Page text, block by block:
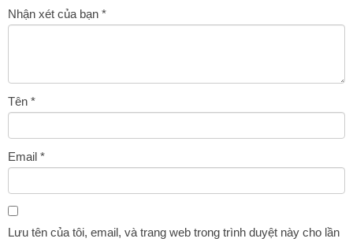
Nhận xét của bạn *
Tên *
Email *
Lưu tên của tôi, email, và trang web trong trình duyệt này cho lần